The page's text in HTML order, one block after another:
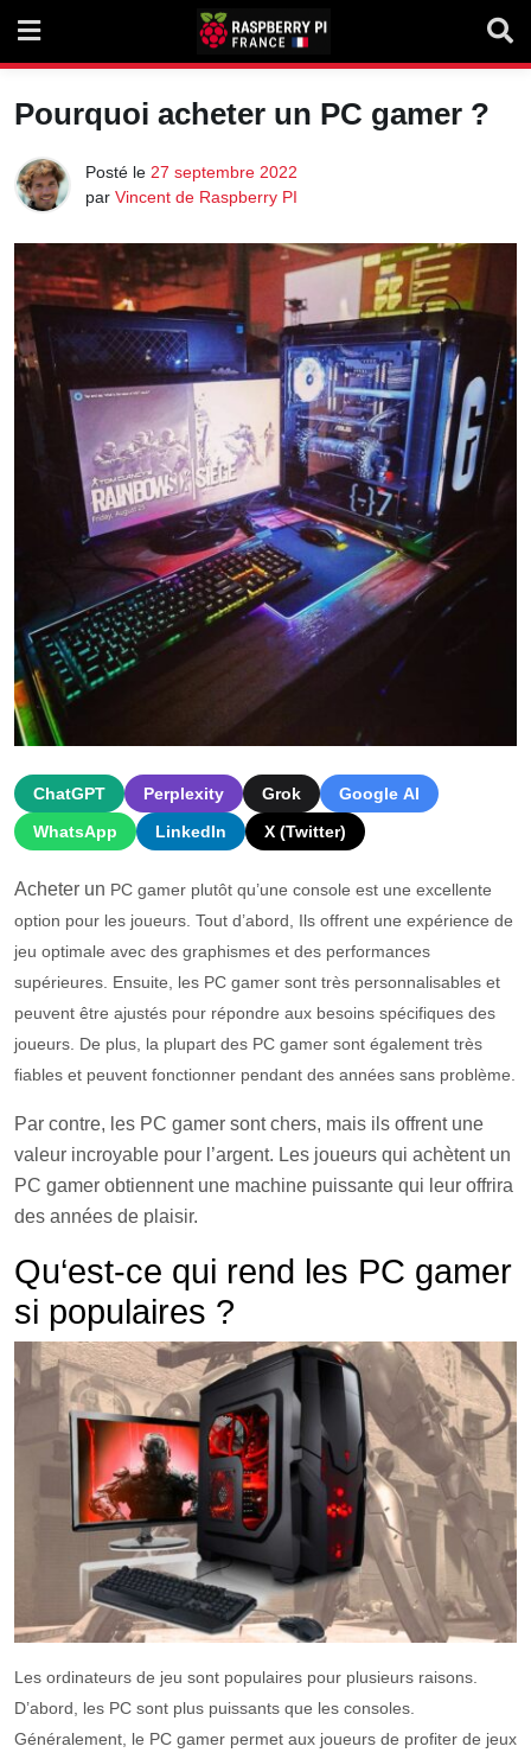
content
Pourquoi acheter un PC gamer ?
Posté le 27 septembre 2022
par Vincent de Raspberry PI
ChatGPT Perplexity Grok
Google AI
WhatsApp
LinkedIn X (Twitter)
Acheter un PC gamer plutôt qu’une console est une excellente
option pour les joueurs Tout d’abord, Ils offrent une expérience de
jeu optimale avec des graphismes et des performances
supérieures Ensuite les PC gamer sont très personnalisables et
peuvent être ajustés pour répondre aux besoins spécifiques des
joueurs . De plus, la plupart des PC gamer sont également très
fiables et peuvent fonctionner pendant des années sans problème
Par contre, les PC gamer sont chers, mais ils offrent une
valeur incroyable pour l’argent. Les joueurs qui achètent un
PC gamer obtiennent une machine puissante qui leur offrira
des années de plaisir.
Qu‘est-ce qui rend les PC gamer
si populaires ?
Les ordinateurs de jeu sont populaires pour plusieurs raisons.
D’abord, les PC sont plus puissants que les consoles.
Généralement, le PC gamer permet aux joueurs de profiter de jeux